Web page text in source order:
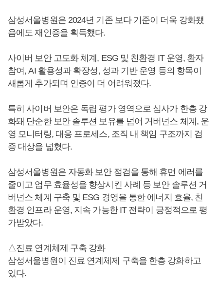
삼성서울병원은 2024년 기존 보다 기준이 더욱 강화됐
음에도 재인증을 획득했다.
사이버 보안 고도화 체계, ESG 및 친환경 IT 운영, 환자
참여, AI 활용성과 확장성, 성과 기반 운영 등의 항목이
새롭게 추가되며 인증이 더 어려워졌다.
특히 사이버 보안은 독립 평가 영역으로 심사가 한층 강
화돼 단순한 보안 솔루션 보유를 넘어 거버넌스 체계, 운
영 모니터링, 대응 프로세스, 조직 내 책임 구조까지 검
증 대상을 넓혔다.
삼성서울병원은 자동화 보안 점검을 통해 휴먼 에러를
줄이고 업무 효율성을 향상시킨 사례 등 보안 솔루션 거
버넌스 체계 구축 및 ESG 경영을 통한 에너지 효율, 친
환경 인프라 운영, 지속 가능한 IT 전략이 긍정적으로 평
가받았다.
△진료 연계체제 구축 강화
삼성서울병원이 진료 연계체제 구축을 한층 강화하고
있다.